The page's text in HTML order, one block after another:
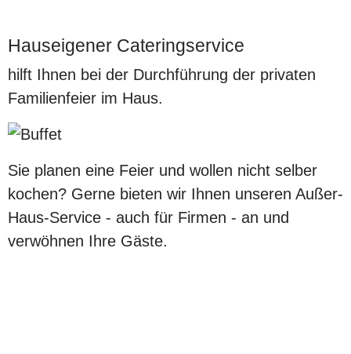
Hauseigener Cateringservice
hilft Ihnen bei der Durchführung der privaten
Familienfeier im Haus.
Sie planen eine Feier und wollen nicht selber
kochen? Gerne bieten wir Ihnen unseren Außer-
Haus-Service - auch für Firmen - an und
verwöhnen Ihre Gäste.